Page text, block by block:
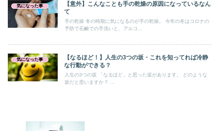
気になった事
【意外】こんなことも手の乾燥の原因になっているなん
て
手の乾燥 冬の時期に気になるのが手の乾燥。 今年の冬はコロナの
予防で石鹸での手洗いと、アルコ...
気になった事
【なるほど！】人生の3つの坂・これを知ってれば冷静
な行動ができる？
人生の3つの坂 「なるほど」と思った坂があります。 どのような
坂だと思いますか？ ...